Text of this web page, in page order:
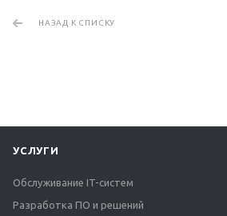
НАЗАД К СПИСКУ
УСЛУГИ
Обслуживание IT-систем
Разработка ПО и решений